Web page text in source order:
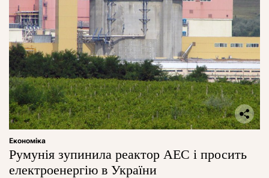
Економіка
Румунія зупинила реактор АЕС і просить
електроенергію в України